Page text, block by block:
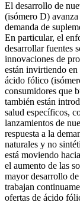
El desarrollo de
(isómero D)
demanda de
En particular, el
desarrollar fuentes
innovaciones de
están invirtiendo en
ácido fólico
consumidores que
también están
salud específicos,
lanzamientos de
respuesta a la
naturales y no
está moviendo
el aumento de las
mayor desarrollo
trabajan
ofertas de ácido